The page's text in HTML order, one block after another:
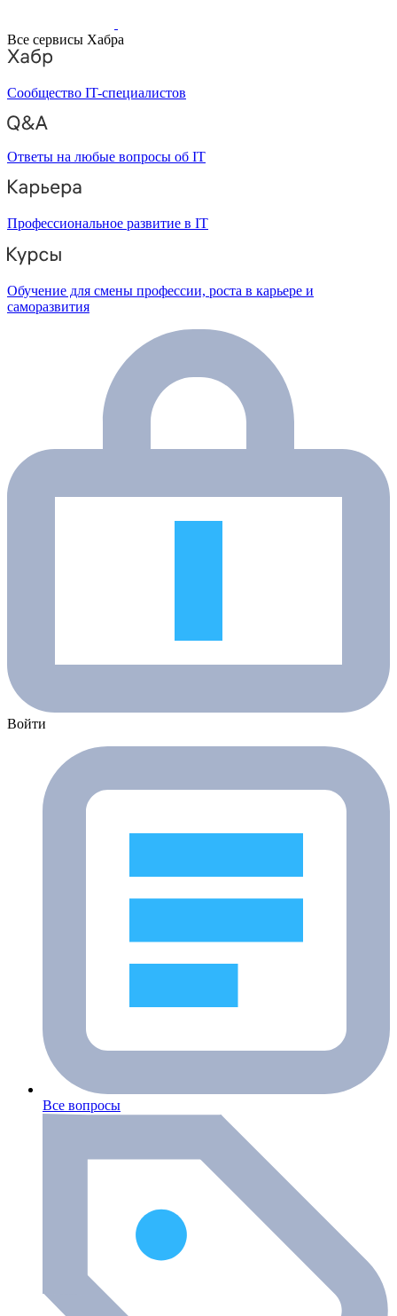
Все сервисы Хабра
Сообщество IT-специалистов
Ответы на любые вопросы об IT
Профессиональное развитие в IT
Обучение для смены профессии, роста в карьере и
саморазвития
Войти
Все вопросы